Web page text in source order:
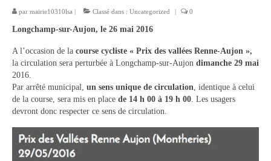
Accueil en mairie
Accès / Transports
Tourisme
Hébergement
Services publics
par mairie10310lsa Classé dans : Uncategorized 0
Longchamp-sur-Aujon, le 26 mai 2016
A l’occasion de la course cycliste « Prix des vallées Renne-Aujon »,
la circulation sera perturbée à Longchamp-sur-Aujon dimanche 29 mai
2016.
Par arrêté municipal, un sens unique de circulation, identique à celui
de la course, sera mis en place de 14 h 00 à 19 h 00. Les usagers
devront donc respecter ce sens de circulation.